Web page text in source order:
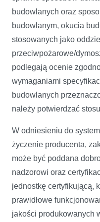
budowlanych oraz
budowlanym, okucia
stosowanych jako
przeciwpożarowe/
podlegają ocenie
wymaganiami
budowlanych
należy potwierdzać
W odniesieniu do
życzenie producenta,
może być poddana
nadzorowi oraz
jednostkę certyfikującą,
prawidłowe
jakości produkowanych